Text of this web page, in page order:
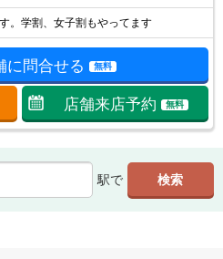
。学割、女子割もやってます
に問合せる 無料
店舗来店予約 無料
駅で